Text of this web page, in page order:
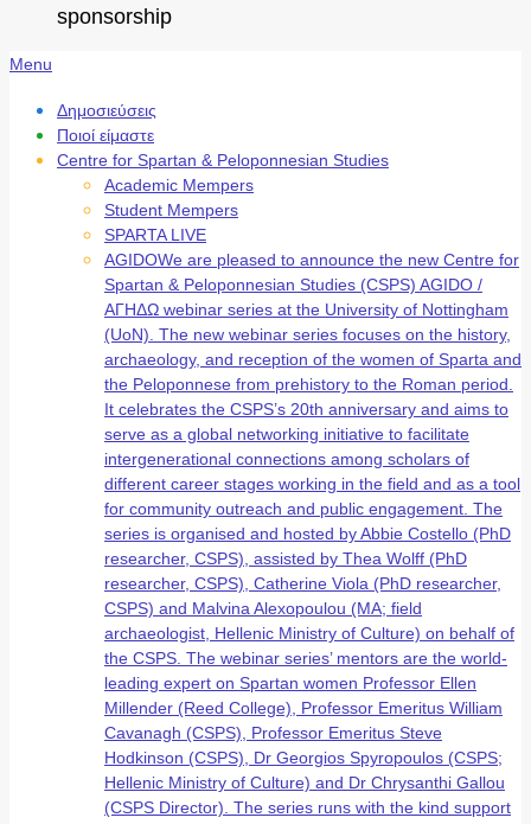
sponsorship
Secondary
Menu
Menu
Δημοσιεύσεις
Ποιοί είμαστε
Centre for Spartan & Peloponnesian Studies
Academic Mempers
Student Mempers
SPARTA LIVE
AGIDOWe are pleased to announce the new Centre for
Spartan & Peloponnesian Studies (CSPS) AGIDO /
ΑΓΗΔΩ webinar series at the University of Nottingham
(UoN). The new webinar series focuses on the history,
archaeology, and reception of the women of Sparta and
the Peloponnese from prehistory to the Roman period.
It celebrates the CSPS’s 20th anniversary and aims to
serve as a global networking initiative to facilitate
intergenerational connections among scholars of
different career stages working in the field and as a tool
for community outreach and public engagement. The
series is organised and hosted by Abbie Costello (PhD
researcher, CSPS), assisted by Thea Wolff (PhD
researcher, CSPS), Catherine Viola (PhD researcher,
CSPS) and Malvina Alexopoulou (MA; field
archaeologist, Hellenic Ministry of Culture) on behalf of
the CSPS. The webinar series’ mentors are the world-
leading expert on Spartan women Professor Ellen
Millender (Reed College), Professor Emeritus William
Cavanagh (CSPS), Professor Emeritus Steve
Hodkinson (CSPS), Dr Georgios Spyropoulos (CSPS;
Hellenic Ministry of Culture) and Dr Chrysanthi Gallou
(CSPS Director). The series runs with the kind support